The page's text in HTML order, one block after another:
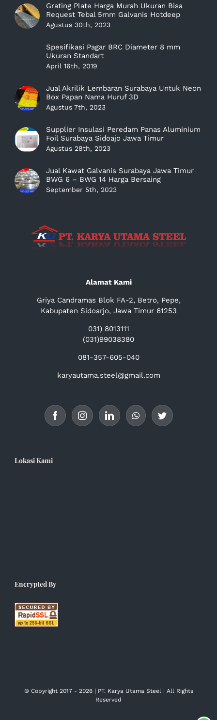
Grating Plate Harga Murah Ukuran Bisa
Request Tebal 5mm Galvanis Hotdeep
Agustus 30th, 2023
Spesifikasi Pagar BRC Diameter 8 mm
Ukuran Standart
April 16th, 2019
Jual Akrilik Lembaran Surabaya Untuk Neon
Box Papan Nama Huruf 3D
Agustus 7th, 2023
Supplier Insulasi Peredam Panas Aluminium
Foil Surabaya Sidoajo Jawa Timur
Agustus 28th, 2023
Jual Kawat Galvanis Surabaya Jawa Timur
BWG 6 – BWG 14 Harga Bersaing
September 5th, 2023
Alamat Kami
Griya Candramas Blok FA-2, Betro, Pepe,
Kabupaten Sidoarjo, Jawa Timur 61253
031) 8013111
(031)99038380
081-357-605-040
karyautama.steel@gmail.com
Lokasi Kami
Encrypted By
© Copyright 2017 - 2026 | PT. Karya Utama Steel | All Rights
Reserved